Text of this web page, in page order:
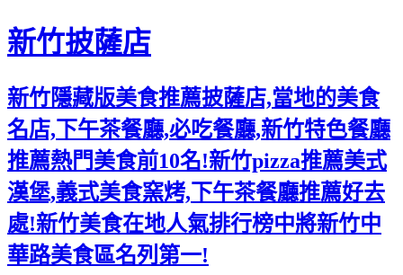
新竹披薩店
新竹隱藏版美食推薦披薩店,當地的美食
名店,下午茶餐廳,必吃餐廳,新竹特色餐廳
推薦熱門美食前10名!新竹pizza推薦美式
漢堡,義式美食窯烤,下午茶餐廳推薦好去
處!新竹美食在地人氣排行榜中將新竹中
華路美食區名列第一!